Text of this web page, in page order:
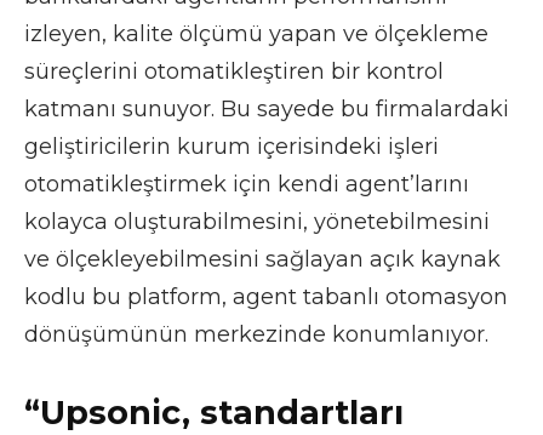
izleyen, kalite ölçümü yapan ve ölçekleme
süreçlerini otomatikleştiren bir kontrol
katmanı sunuyor. Bu sayede bu firmalardaki
geliştiricilerin kurum içerisindeki işleri
otomatikleştirmek için kendi agent’larını
kolayca oluşturabilmesini, yönetebilmesini
ve ölçekleyebilmesini sağlayan açık kaynak
kodlu bu platform, agent tabanlı otomasyon
dönüşümünün merkezinde konumlanıyor.
“Upsonic, standartları